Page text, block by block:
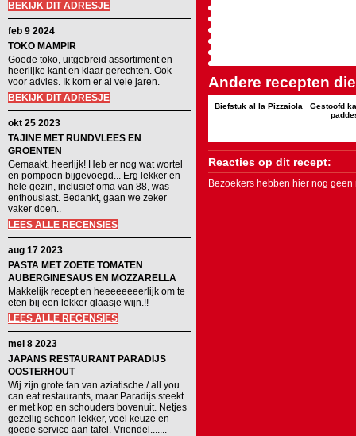
BEKIJK DIT ADRESJE
feb 9 2024
TOKO MAMPIR
Goede toko, uitgebreid assortiment en
heerlijke kant en klaar gerechten. Ook
voor advies. Ik kom er al vele jaren.
BEKIJK DIT ADRESJE
okt 25 2023
TAJINE MET RUNDVLEES EN
GROENTEN
Gemaakt, heerlijk! Heb er nog wat wortel
en pompoen bijgevoegd... Erg lekker en
hele gezin, inclusief oma van 88, was
enthousiast. Bedankt, gaan we zeker
vaker doen..
LEES ALLE RECENSIES
aug 17 2023
PASTA MET ZOETE TOMATEN
AUBERGINESAUS EN MOZZARELLA
Makkelijk recept en heeeeeeeerlijk om te
eten bij een lekker glaasje wijn.!!
LEES ALLE RECENSIES
mei 8 2023
JAPANS RESTAURANT PARADIJS
OOSTERHOUT
Wij zijn grote fan van aziatische / all you
can eat restaurants, maar Paradijs steekt
er met kop en schouders bovenuit. Netjes
gezellig schoon lekker, veel keuze en
goede service aan tafel. Vriendel.......
Andere recepten
Biefstuk al la Pizzaiola
Gestoofd
Reacties op dit recept:
Bezoekers hebben hier nog